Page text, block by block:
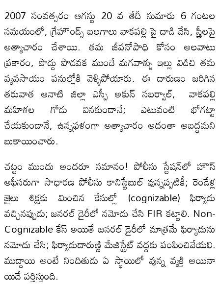
2007 సంవత్సరం ఆగస్టు 20 వ తేదీ సుమారు 6 గంటల
సమయంలో, గ్రేహౌండ్స్ బలగాలు వాకపల్లి పై దాడి చేసి, స్త్రీలపై
అత్యాచారం చేశాయి. తమ జీవనోపాధి కోసం అలవాటు
ప్రకారం, పొద్దు పొడవక ముందే మగవాళ్ళు ఇల్లు విడిచి తమ
వ్యవసాయం పనుల్లోకి వెళ్ళిపోయారు. ఈ దారుణం జరిగిన
తరువాత ఆనాటి జిల్లా ఎస్పీ అకున్ సబర్వాల్, వాకపల్లి
మహిళల గోడు వినకుండానే; ఎటువంటి భోగట్టా
చేయకుండానే, ఉన్నఫళంగా అత్యాచారం అదంతా అబద్ధమని
బుకాయించారు.
చట్టం ముందు అందరూ సమానం! పోలీసు స్టేషన్‌లో హౌస్
ఆఫీసరుగా సాధారణ పోలీసు కానిస్టేబుల్ వున్నప్పటికీ; రెండేళ్ల
జైలు శిక్షకు మించిన కేసుల్లో (cognizable) ఫిర్యాదు
వచ్చినప్పుడు; జనరల్ డైరీలో నమోదు చేసి FIR కట్టాలి. Non-
Cognizable కేస్ అయితే జనరల్ డైరీలో మాత్రమే ఫిర్యాదును
నమోదు చేసి; ఫిర్యాదుదారుణ్ణి మేజిస్ట్రేట్ వద్దకు పంపించివేయలి.
ముద్దాయి అంటే నిందితుడు ఏ స్థాయిలో వున్న వ్యక్తి అయినా
యిదే వర్తిస్తుంది.